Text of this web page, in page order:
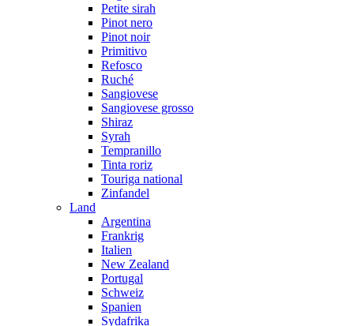
Petite sirah
Pinot nero
Pinot noir
Primitivo
Refosco
Ruché
Sangiovese
Sangiovese grosso
Shiraz
Syrah
Tempranillo
Tinta roriz
Touriga national
Zinfandel
Land
Argentina
Frankrig
Italien
New Zealand
Portugal
Schweiz
Spanien
Sydafrika